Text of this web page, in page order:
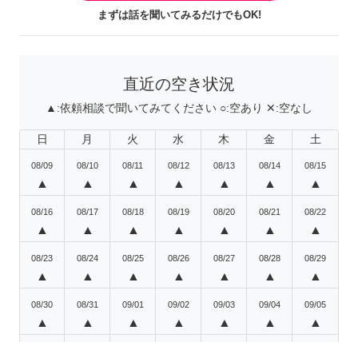
まずは話を聞いてみるだけでもOK!
直近の空き状況
▲:依頼相談で聞いてみてください ○:空あり ✕:空なし
日 月 火 水 木 金 土
08/09
▲
08/10
▲
08/11
▲
08/12
▲
08/13
▲
08/14
▲
08/15
▲
08/16
▲
08/17
▲
08/18
▲
08/19
▲
08/20
▲
08/21
▲
08/22
▲
08/23
▲
08/24
▲
08/25
▲
08/26
▲
08/27
▲
08/28
▲
08/29
▲
08/30
▲
08/31
▲
09/01
▲
09/02
▲
09/03
▲
09/04
▲
09/05
▲